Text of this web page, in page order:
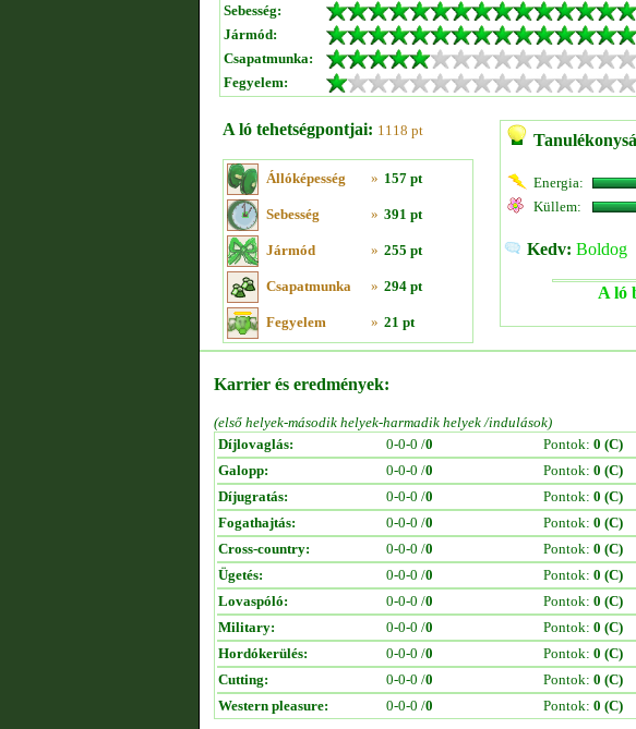
Sebesség:
Jármód:
Csapatmunka:
Fegyelem:
A ló tehetségpontjai: 1118 pt
Állóképesség » 157 pt
Sebesség » 391 pt
Jármód » 255 pt
Csapatmunka » 294 pt
Fegyelem » 21 pt
Energia:
Küllem:
Kedv: Boldog
A ló
Karrier és eredmények:
(első helyek-második helyek-harmadik helyek /indulások)
Díjlovaglás:
0-0-0 /0 Pontok: 0 (C)
Galopp:
0-0-0 /0 Pontok: 0 (C)
Díjugratás:
0-0-0 /0 Pontok: 0 (C)
Fogathajtás:
0-0-0 /0 Pontok: 0 (C)
Cross-country:
0-0-0 /0 Pontok: 0 (C)
Ügetés:
0-0-0 /0 Pontok: 0 (C)
Lovaspóló:
0-0-0 /0 Pontok: 0 (C)
Military:
0-0-0 /0 Pontok: 0 (C)
Hordókerülés:
0-0-0 /0 Pontok: 0 (C)
Cutting:
0-0-0 /0 Pontok: 0 (C)
Western pleasure:
0-0-0 /0 Pontok: 0 (C)